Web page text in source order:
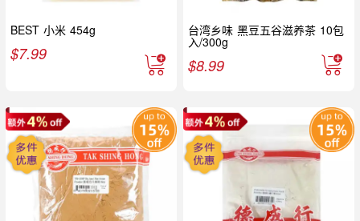
BEST 小米 454g
$7.99
台湾乡味 黑豆五谷滋养茶 10包
入/300g
$8.99